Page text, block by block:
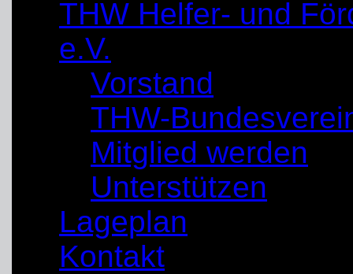
THW Helfer- und
e.V.
Vorstand
THW-
Mitglied werden
Unterstützen
Lageplan
Kontakt